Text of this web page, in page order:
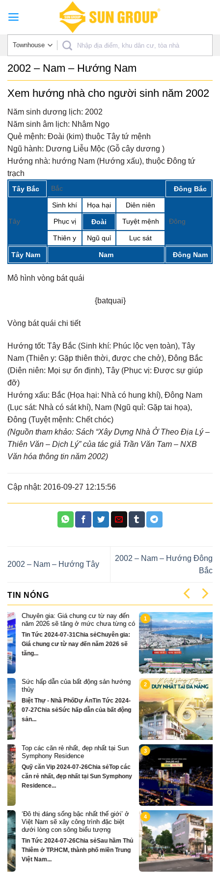
2002 – Nam – Hướng Nam
Xem hướng nhà cho người sinh năm 2002
Năm sinh dương lịch: 2002
Năm sinh âm lịch: Nhâm Ngọ
Quẻ mệnh: Đoài (kim) thuộc Tây tứ mệnh
Ngũ hành: Dương Liễu Mộc (Gỗ cây dương )
Hướng nhà: hướng Nam (Hướng xấu), thuộc Đông tứ
trạch
Tây Bắc Bắc Đông Bắc
Tây
Sinh khí Họa hại Diên niên
Đông
Phục vị Đoài Tuyệt mệnh
Thiên y Ngũ quỉ Lục sát
Tây Nam Nam Đông Nam
Mô hình vòng bát quái
{batquai}
Vòng bát quái chi tiết
Hướng tốt: Tây Bắc (Sinh khí: Phúc lộc vẹn toàn), Tây
Nam (Thiên y: Gặp thiên thời, được che chở), Đông Bắc
(Diên niên: Mọi sự ổn định), Tây (Phục vị: Được sự giúp
đỡ)
Hướng xấu: Bắc (Họa hại: Nhà có hung khí), Đông Nam
(Lục sát: Nhà có sát khí), Nam (Ngũ quỉ: Gặp tai họa),
Đông (Tuyệt mệnh: Chết chóc)
(Nguồn tham khảo: Sách “Xây Dựng Nhà Ở Theo Địa Lý –
Thiên Văn – Dịch Lý” của tác giả Trần Văn Tam – NXB
Văn hóa thông tin năm 2002)
Cập nhật: 2016-09-27 12:15:56
2002 – Nam – Hướng Tây
2002 – Nam – Hướng Đông
Bắc
TIN NÓNG
1
Cặp Nhà phố sát sông Sonata 3 tầng
chỉ hơn 16 tỷ
Quỹ căn VipTin Tức 2024-12-13Chia
sẻCặp nhà phố 3 tầng sát sông Hàn Đà
2
Chỉ hơn 16 tỷ – nhà phố 3 tầng bên
sông Hàn sở hữu tiện ích biệt thự trăm
tỷ
Quỹ căn VipTin Tức 2024-09-05Chia sẻ
Chỉ hơn 16 tỷ – nhà phố 3 tầng...
3
Biệt thự song lập mặt sông Hàn, trung
tâm Đà Nẵng ngay khán đài xem pháo
hoa DIFF
Quỹ căn VipTin Tức 2024-08-28Chia
sẻCHỈ DUY NHẤT 16 CĂN BIỆT THỰ 3
Nhà phố bên sông Hàn, ngay sát toà
căn hộ cao cấp S3 gần ngay mặt sông
Quỹ căn VipTin Tức 2024-08-28Chia
sẻNHÀ PHỐ BÊN SÔNG HÀN
TOWNHOUSE KINH DOANH THƯƠNG